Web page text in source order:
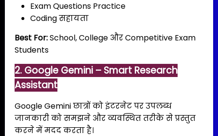
Exam Questions Practice
Coding सहायता
Best For:School, College और Competitive Exam
Students
2. Google Gemini – Smart Research
Assistant
Google Gemini छात्रों को इंटरनेट पर उपलब्ध
जानकारी को समझने और व्यवस्थित तरीके से प्रस्तुत
करने में मदद करता है।